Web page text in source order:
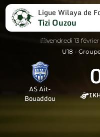
Ligue Wilaya de
Tizi Ouzou
vendredi 13
U18 -
AS Ait-
Bouaddou